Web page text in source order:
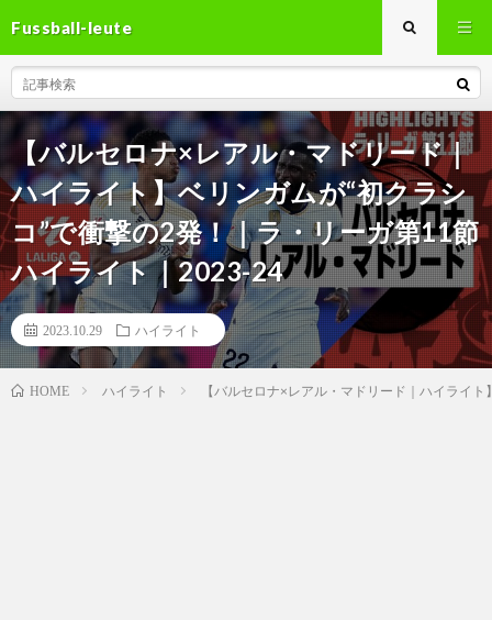
Fussball-leute
【バルセロナ×レアル・マドリード｜
ハイライト】ベリンガムが“初クラシ
コ”で衝撃の2発！｜ラ・リーガ第11節
ハイライト｜2023-24
2023.10.29 ハイライト
HOME ハイライト 【バルセロナ×レアル・マドリード｜ハイライ